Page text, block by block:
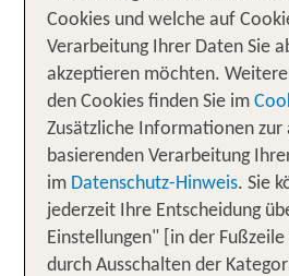
Fahrzeug, Minibus oder ein
Ausfahrten – die Auswahl ist
informiere Dich im Voraus
und Besonderheiten des
Straßenverkehrs,
falls Du auf Autobahnen
Und schließlich, vergiss
Kreditkarte für die Kaution
Führerschein mitzunehmen.
Deiner Fahrt im Süden
Cookies und welche auf
Verarbeitung Ihrer Daten Sie
akzeptieren möchten.
den Cookies finden Sie im
Zusätzliche Informationen zur
basierenden Verarbeitung
im Datenschutz-Hinweis. Sie
jederzeit Ihre Entscheidung
Einstellungen" [in der Fußzeile
durch Ausschalten der